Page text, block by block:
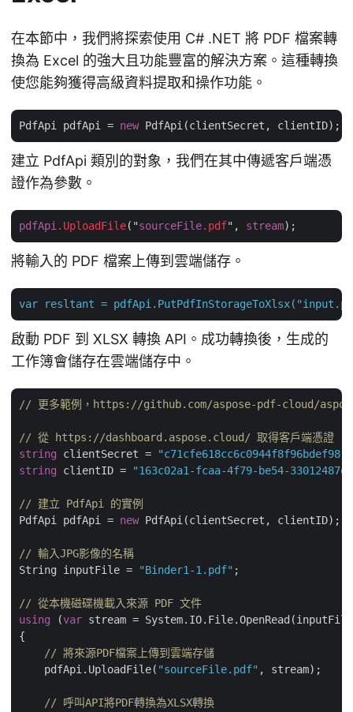
在本節中，我們將探索使用 C# .NET 將 PDF 檔案轉
換為 Excel 的強大且功能豐富的解決方案。這種轉換
使您能夠獲得高級資料提取和操作功能。
PdfApi pdfApi = new
建立 PdfApi 類別的對象，我們在其中傳遞客戶端憑
證作為參數。
pdfApi .UploadFile("sourceFile.pdf", stream
將輸入的 PDF 檔案上傳到雲端儲存。
var resltant =
啟動 PDF 到 XLSX 轉換 API。成功轉換後，生成的
工作簿會儲存在雲端儲存中。
// 更多範例，https://github.com/aspose-pdf-cloud/
// 從 https://dashboard.aspose.cloud/ 取得客戶端憑證
string clientSecret =
string clientID = "163c02a1-fcaa-4f79-be54-
// 建立 PdfApi 的實例
PdfApi pdfApi = new PdfApi(clientSecret, clientID);
// 輸入JPG影像的名稱
String inputFile =
"Binder1-1.pdf" ;
// 從本機磁碟機載入來源 PDF 文件
using (var stream =
{
// 將來源PDF檔案上傳到雲端存儲
    pdfApi.UploadFile(
"sourceFile.pdf" , stream);
// 呼叫API將PDF轉換為XLSX轉換